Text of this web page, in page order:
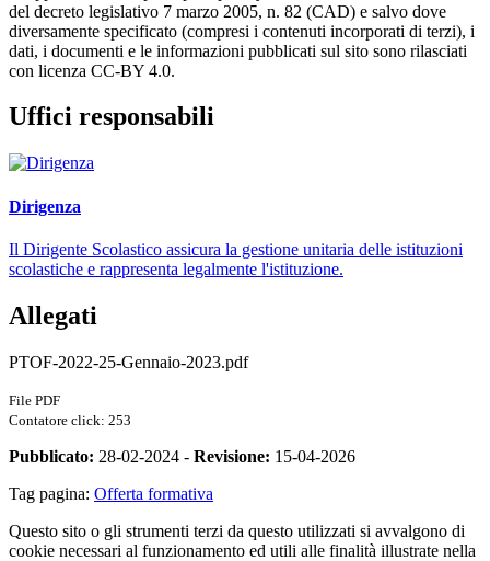
del decreto legislativo 7 marzo 2005, n. 82 (CAD) e salvo dove
diversamente specificato (compresi i contenuti incorporati di terzi), i
dati, i documenti e le informazioni pubblicati sul sito sono rilasciati
con licenza CC-BY 4.0.
Uffici responsabili
Dirigenza
Il Dirigente Scolastico assicura la gestione unitaria delle istituzioni
scolastiche e rappresenta legalmente l'istituzione.
Allegati
PTOF-2022-25-Gennaio-2023.pdf
File PDF
Contatore click: 253
Pubblicato: 28-02-2024 - Revisione: 15-04-2026
Tag pagina: Offerta formativa
Questo sito o gli strumenti terzi da questo utilizzati si avvalgono di
cookie necessari al funzionamento ed utili alle finalità illustrate nella